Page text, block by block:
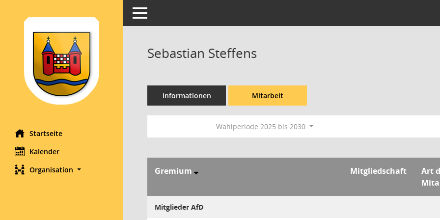
Startseite
Kalender
Organisation
Toggle navigation
Sebastian Steffens
Informationen Mitarbeit
Wahlperiode 2025 bis 2030
Gremium Mitgliedschaft
Art
Mitglieder AfD